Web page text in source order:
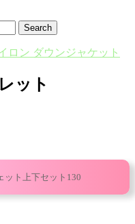
ロン ダウンジャケット
ット
ット上下セット130